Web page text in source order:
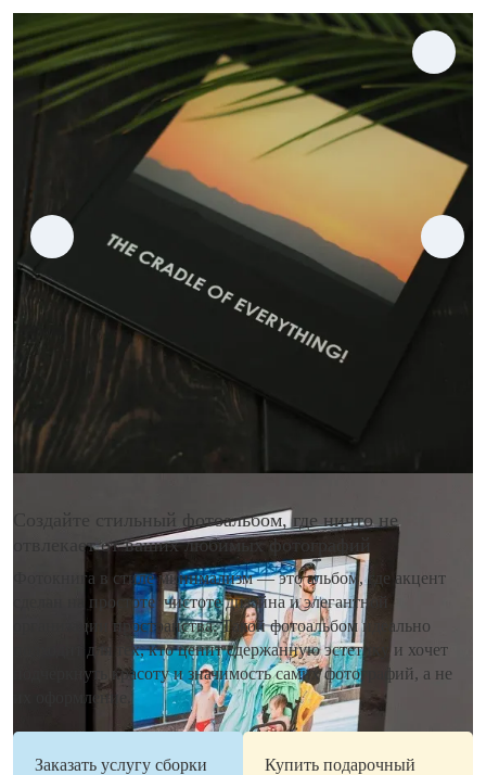
Создайте стильный фотоальбом, где ничто не
отвлекает от ваших любимых фотографий
Фотокнига в стиле минимализм — это альбом, где акцент
сделан на простоте, чистоте дизайна и элегантной
организации пространства. Такой фотоальбом идеально
подходит для тех, кто ценит сдержанную эстетику и хочет
подчеркнуть красоту и значимость самих фотографий, а не
их оформление.
Заказать услугу сборки
Купить подарочный